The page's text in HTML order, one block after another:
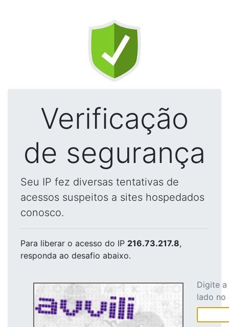
Verificação
de segurança
Seu IP fez diversas tentativas de
acessos suspeitos a sites hospedados
conosco.
Para liberar o acesso do IP 216.73.217.8,
responda ao desafio abaixo.
Digite
lado no